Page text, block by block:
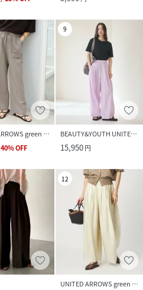
UNITED ARROWS green label relaxing
40%OFF
9
BEAUTY&YOUTH UNITED ARROWS
15,950円
12
UNITED ARROWS green label relaxing